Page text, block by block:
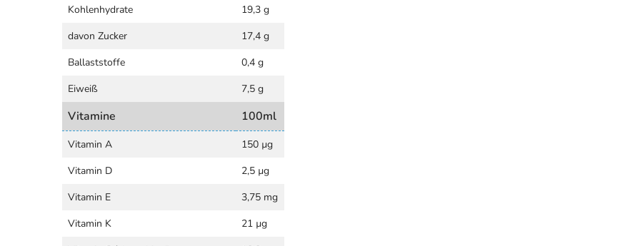
Kohlenhydrate
19,3 g
davon Zucker
17,4 g
Ballaststoffe
0,4 g
Eiweiß
7,5 g
Vitamine 100ml
Vitamin A
150 µg
Vitamin D
2,5 µg
Vitamin E
3,75 mg
Vitamin K
21 µg